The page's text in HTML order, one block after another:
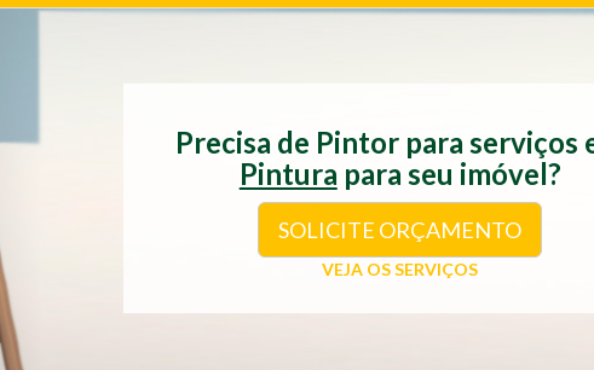
Precisa de Pintor para serviços
Pintura para seu imóvel?
SOLICITE ORÇAMENTO
VEJA OS SERVIÇOS